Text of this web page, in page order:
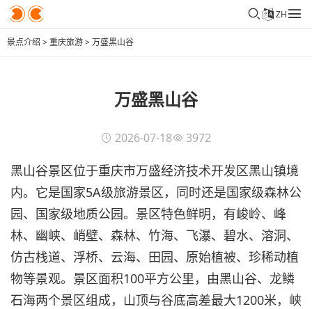
ZH
景点介绍 >重庆旅游>万盛黑山谷
万盛黑山谷
2026-07-18 3972
黑山谷景区位于重庆市万盛经济技术开发区黑山镇境
内。它是国家5A级旅游景区，同时还是国家级森林公
园、国家级地质公园。景区特色鲜明，有峻岭、峰
林、幽峡、峭壁、森林、竹海、飞瀑、碧水、溶洞、
仿古栈道、浮桥、云海、田园、原始植被、珍稀动植
物等景观。景区面积100平方公里，由黑山谷、龙鳞
石海两个景区组成，山顶与谷底高差最大1200米，峡